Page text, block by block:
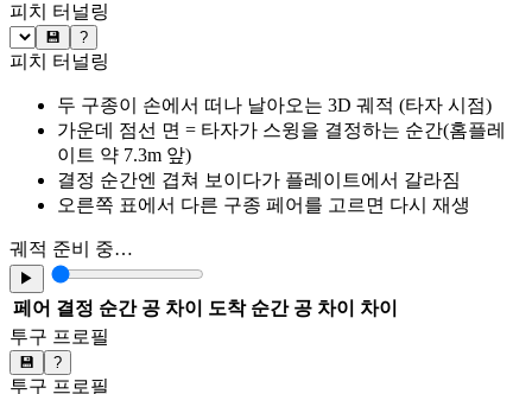
피치 터널링
💾 ?
피치 터널링
두 구종이 손에서 떠나 날아오는 3D 궤적 (타자 시점)
가운데 점선 면 = 타자가 스윙을 결정하는 순간(홈플레
이트 약 7.3m 앞)
결정 순간엔 겹쳐 보이다가 플레이트에서 갈라짐
오른쪽 표에서 다른 구종 페어를 고르면 다시 재생
궤적 준비 중…
▶
페어 결정 순간 공 차이 도착 순간 공 차이
차이
투구 프로필
💾 ?
투구 프로필